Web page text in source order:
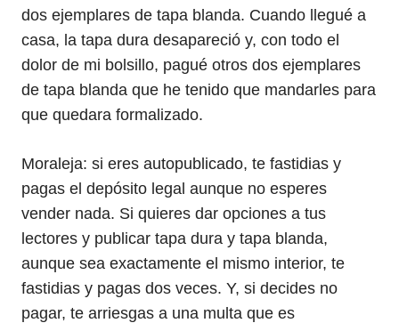
dos ejemplares de tapa blanda. Cuando llegué a
casa, la tapa dura desapareció y, con todo el
dolor de mi bolsillo, pagué otros dos ejemplares
de tapa blanda que he tenido que mandarles para
que quedara formalizado.
Moraleja: si eres autopublicado, te fastidias y
pagas el depósito legal aunque no esperes
vender nada. Si quieres dar opciones a tus
lectores y publicar tapa dura y tapa blanda,
aunque sea exactamente el mismo interior, te
fastidias y pagas dos veces. Y, si decides no
pagar, te arriesgas a una multa que es